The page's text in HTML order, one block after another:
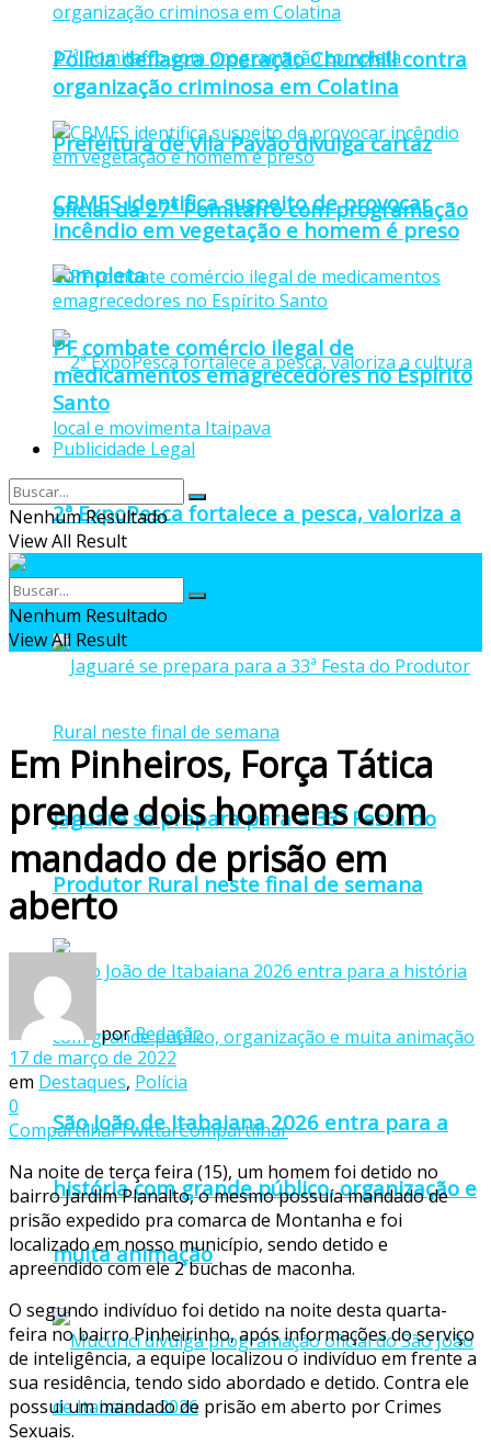
Prefeitura de Vila Pavão divulga cartaz
oficial da 27ª Pomitafro com programação
completa
2ª ExpoPesca fortalece a pesca, valoriza a
cultura local e movimenta Itaipava
Jaguaré se prepara para a 33ª Festa do
Produtor Rural neste final de semana
São João de Itabaiana 2026 entra para a
história com grande público, organização e
muita animação
Polícia deflagra Operação Churchill contra
organização criminosa em Colatina
CBMES identifica suspeito de provocar
incêndio em vegetação e homem é preso
PF combate comércio ilegal de
medicamentos emagrecedores no Espírito
Santo
Publicidade Legal
Nenhum Resultado
View All Result
Nenhum Resultado
View All Result
Em Pinheiros, Força Tática
prende dois homens com
mandado de prisão em
aberto
porRedação
17 de março de 2022
em Destaques, Polícia
0
CompartilharTwittarCompartilhar
Na noite de terça feira (15), um homem foi detido no
bairro Jardim Planalto, o mesmo possuía mandado de
prisão expedido pra comarca de Montanha e foi
localizado em nosso município, sendo detido e
apreendido com ele 2 buchas de maconha.
O segundo indivíduo foi detido na noite desta quarta-
feira no bairro Pinheirinho, após informações do serviço
de inteligência, a equipe localizou o indivíduo em frente a
sua residência, tendo sido abordado e detido. Contra ele
possui um mandado de prisão em aberto por Crimes
Sexuais.